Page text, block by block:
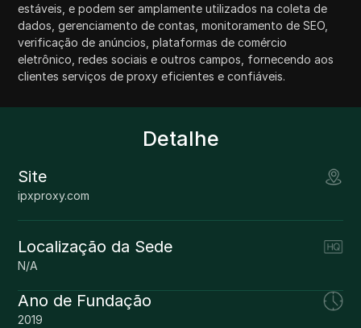
estáveis, e podem ser amplamente utilizados na coleta de
dados, gerenciamento de contas, monitoramento de SEO,
verificação de anúncios, plataformas de comércio
eletrônico, redes sociais e outros campos, fornecendo aos
clientes serviços de proxy eficientes e confiáveis.
Detalhe
Site
ipxproxy.com
Localização da Sede
N/A
Ano de Fundação
2019